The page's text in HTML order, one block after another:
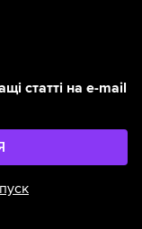
статті на e-mail